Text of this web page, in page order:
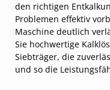
den richtigen
Problemen effektiv
Maschine deutlich
Sie hochwertige
Siebträger, die
und so die